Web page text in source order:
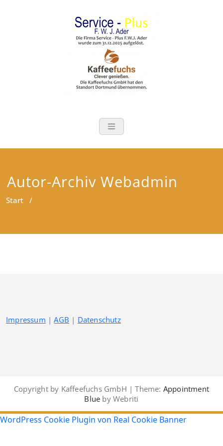
Service-Plus
Autor-ArchivWebadmin
Start /
Impressum |AGB | Datenschutz
Copyright by Kaffeefuchs GmbH | Theme: Appointment
Blue by Webriti
WordPress Cookie Plugin von Real Cookie Banner